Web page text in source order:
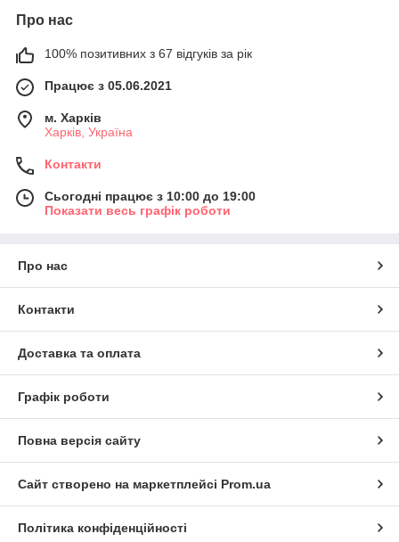
Про нас
100% позитивних з 67 відгуків за рік
Працює з 05.06.2021
м. Харків
Харків, Україна
Контакти
Сьогодні працює з 10:00 до 19:00
Показати весь графік роботи
Про нас
Контакти
Доставка та оплата
Графік роботи
Повна версія сайту
Сайт створено на маркетплейсі Prom.ua
Політика конфіденційності